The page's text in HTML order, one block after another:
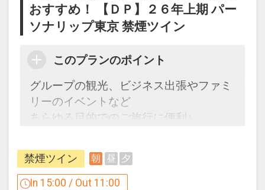
おすすめ！ 【ＤＰ】２６年上期 パー
ソナリップ東京 禁煙ツイン
このプランのポイント
グループの観光、ビジネス出張やファミ
リーのイベントなど
あらゆる目的でのご旅行に便利♪
「食事なしプラン」と「朝食付プラン」
をご用意しています。
●「食事なしプラン」と「朝食付プラ
禁煙ツイン 朝 昼 夕
In 15:00 / Out 11:00